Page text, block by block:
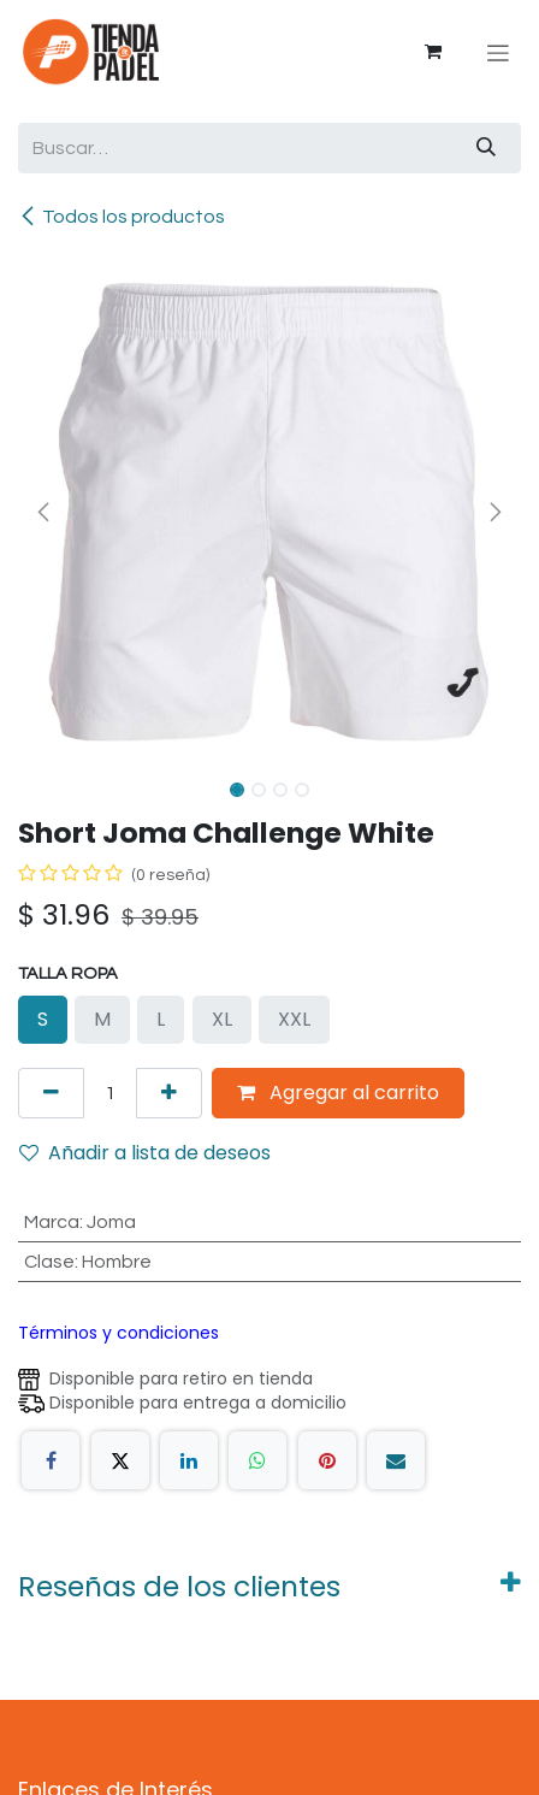
Ir al contenido
Todos los productos
Short Joma Challenge White
(0 reseña)
$ 31.96 $39.95
TALLA ROPA
S M L XL XXL
Agregar al carrito
Añadir a lista de deseos
Marca: Joma
Clase: Hombre
Términos y condiciones
Disponible para retiro en tienda
Disponible para entrega a domicilio
Reseñas de los clientes